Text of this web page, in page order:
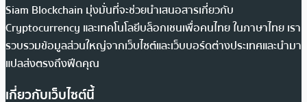
Siam Blockchain มุ่งมั่นที่จะช่วยนำเสนอสารเกี่ยวกับ
Cryptocurrency และเทคโนโลยีบล็อกเชนเพื่อคนไทย ในภาษาไทย เรา
รวบรวมข้อมูลส่วนใหญ่จากเว็บไซต์และเว็บบอร์ดต่างประเทศและนำมา
แปลส่งตรงถึงฟีดคุณ
เกี่ยวกับเว็บไซต์นี้